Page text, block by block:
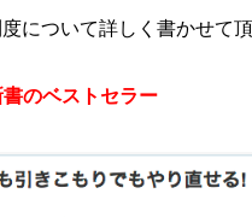
について詳しく書かせて
のベストセラー